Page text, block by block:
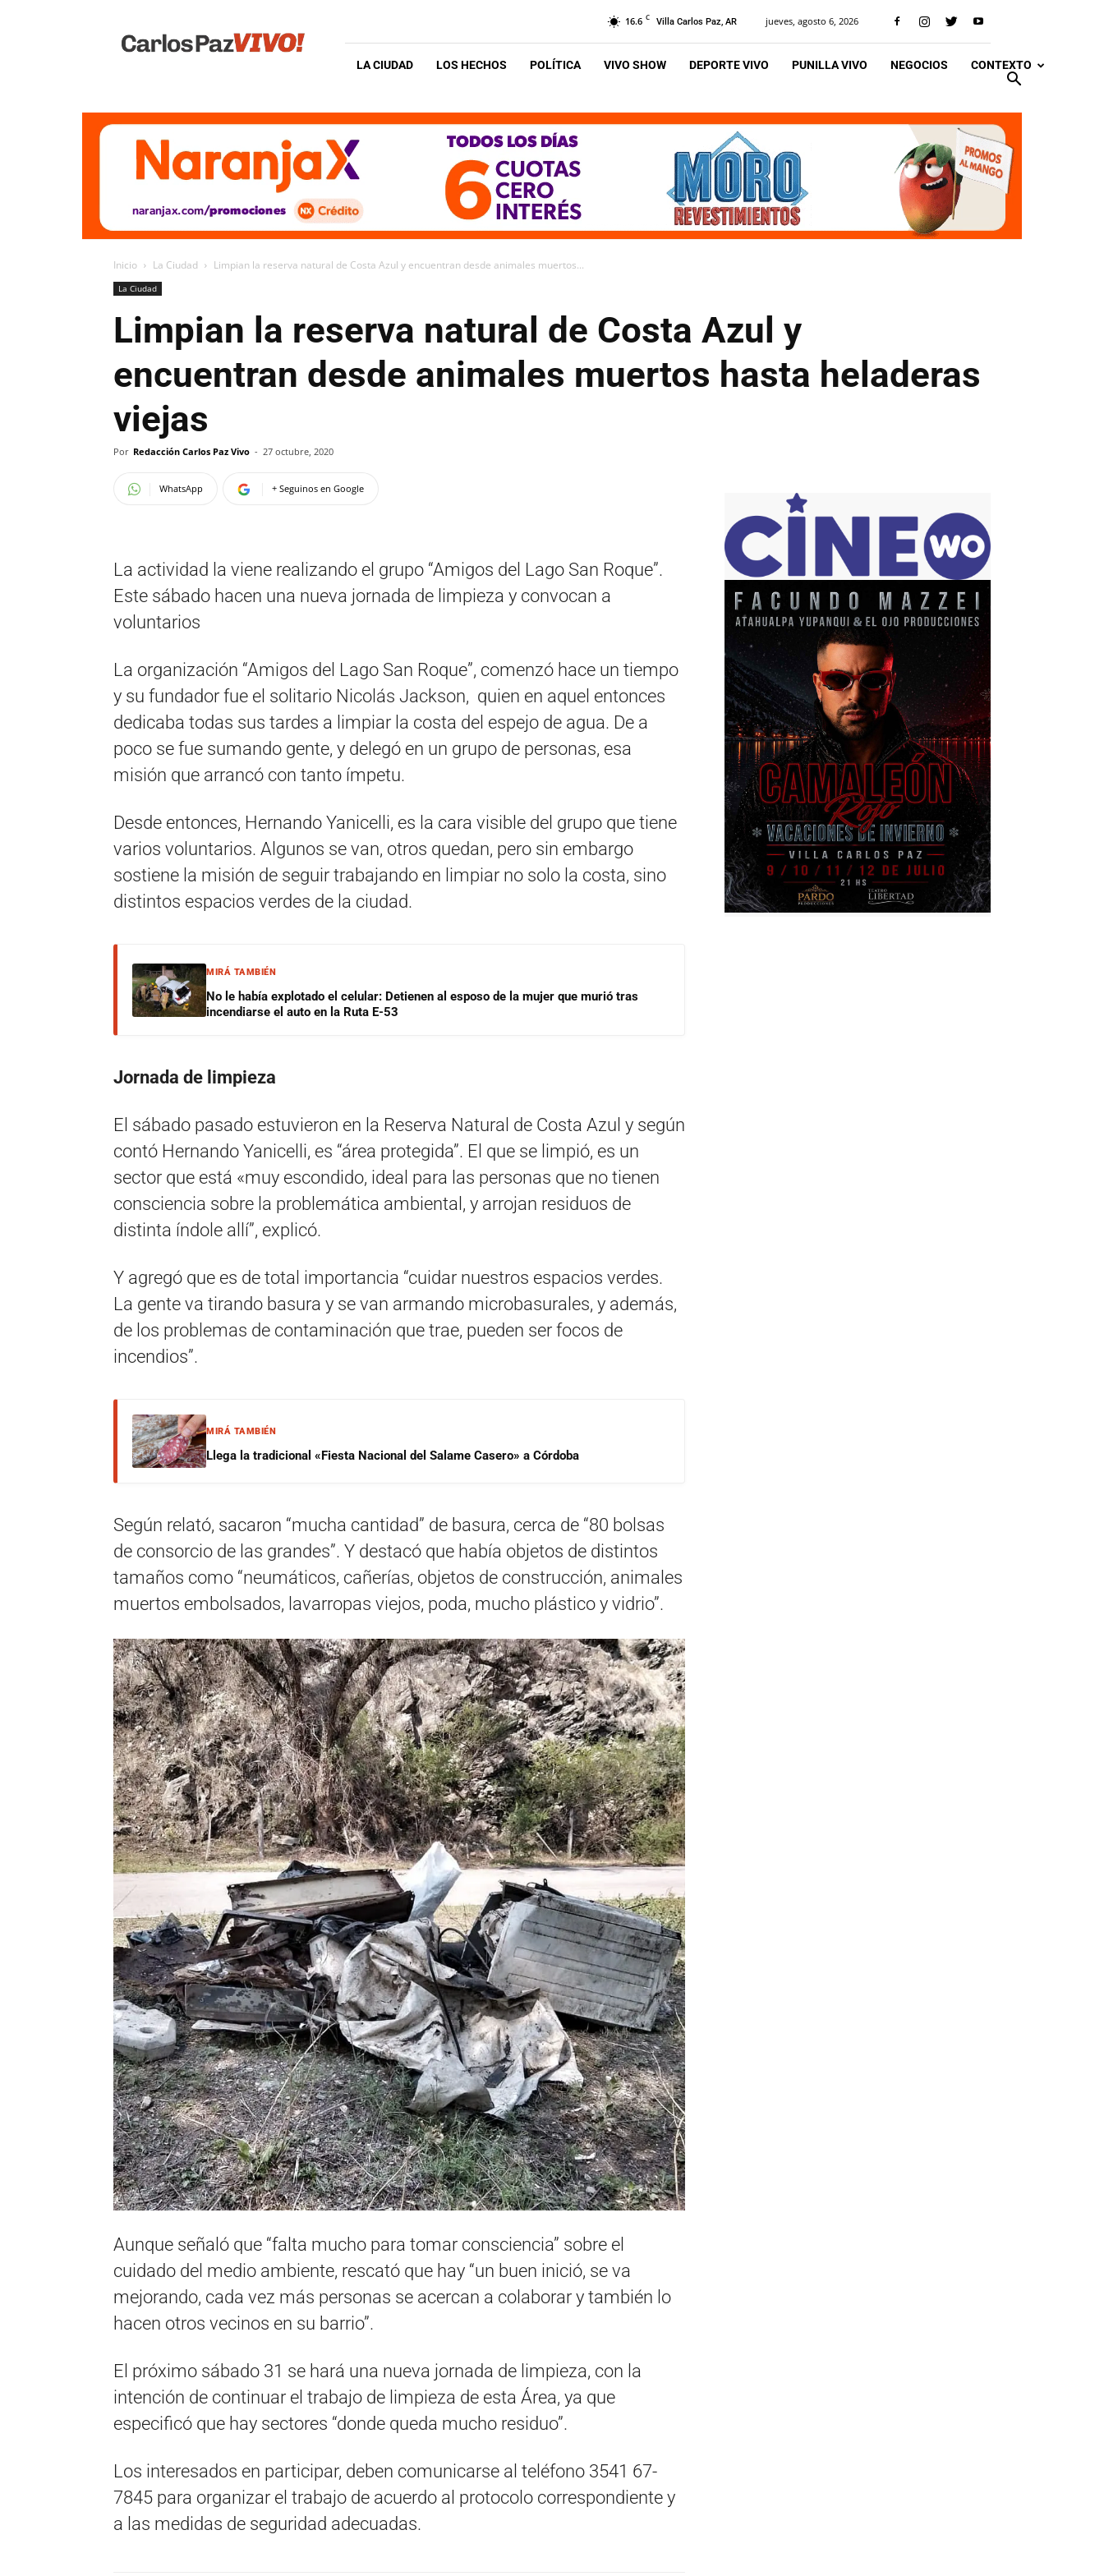
Vivo
16.6 C Villa Carlos Paz, AR jueves, agosto 6, 2026
LA CIUDAD LOS HECHOS POLÍTICA VIVO SHOW DEPORTE VIVO PUNILLA VIVO NEGOCIOS CONTEXTO
Inicio La Ciudad Limpian la reserva natural de Costa Azul y encuentran desde animales muertos...
La Ciudad
Limpian la reserva natural de Costa Azul y
encuentran desde animales muertos hasta heladeras
viejas
Por Redacción Carlos Paz Vivo - 27 octubre, 2020
WhatsApp + Seguinos en Google
La actividad la viene realizando el grupo “Amigos del Lago San Roque”.
Este sábado hacen una nueva jornada de limpieza y convocan a
voluntarios
La organización “Amigos del Lago San Roque”, comenzó hace un tiempo
y su fundador fue el solitario Nicolás Jackson, quien en aquel entonces
dedicaba todas sus tardes a limpiar la costa del espejo de agua. De a
poco se fue sumando gente, y delegó en un grupo de personas, esa
misión que arrancó con tanto ímpetu.
Desde entonces, Hernando Yanicelli, es la cara visible del grupo que tiene
varios voluntarios. Algunos se van, otros quedan, pero sin embargo
sostiene la misión de seguir trabajando en limpiar no solo la costa, sino
distintos espacios verdes de la ciudad.
MIRÁ TAMBIÉN
No le había explotado el celular: Detienen al esposo de la mujer que murió tras
incendiarse el auto en la Ruta E-53
Jornada de limpieza
El sábado pasado estuvieron en la Reserva Natural de Costa Azul y según
contó Hernando Yanicelli, es “área protegida”. El que se limpió, es un
sector que está «muy escondido, ideal para las personas que no tienen
consciencia sobre la problemática ambiental, y arrojan residuos de
distinta índole allí”, explicó.
Y agregó que es de total importancia “cuidar nuestros espacios verdes.
La gente va tirando basura y se van armando microbasurales, y además,
de los problemas de contaminación que trae, pueden ser focos de
incendios”.
MIRÁ TAMBIÉN
Llega la tradicional «Fiesta Nacional del Salame Casero» a Córdoba
Según relató, sacaron “mucha cantidad” de basura, cerca de “80 bolsas
de consorcio de las grandes”. Y destacó que había objetos de distintos
tamaños como “neumáticos, cañerías, objetos de construcción, animales
muertos embolsados, lavarropas viejos, poda, mucho plástico y vidrio”.
Aunque señaló que “falta mucho para tomar consciencia” sobre el
cuidado del medio ambiente, rescató que hay “un buen inició, se va
mejorando, cada vez más personas se acercan a colaborar y también lo
hacen otros vecinos en su barrio”.
El próximo sábado 31 se hará una nueva jornada de limpieza, con la
intención de continuar el trabajo de limpieza de esta Área, ya que
especificó que hay sectores “donde queda mucho residuo”.
Los interesados en participar, deben comunicarse al teléfono 3541 67-
7845 para organizar el trabajo de acuerdo al protocolo correspondiente y
a las medidas de seguridad adecuadas.